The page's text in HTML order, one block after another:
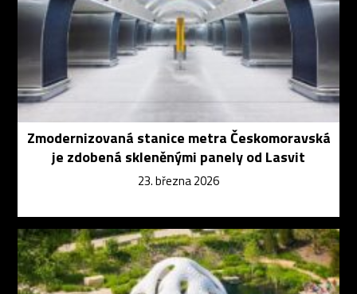
Zmodernizovaná stanice metra Českomoravská
je zdobená skleněnými panely od Lasvit
23. března 2026